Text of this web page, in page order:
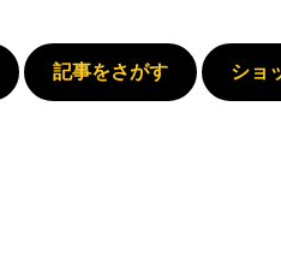
記事をさがす ショ